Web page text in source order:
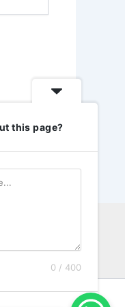
this page?
0 / 400